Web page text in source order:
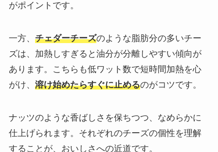
がポイントです。
一方、 チェダーチーズのような脂肪分の多いチー
ズは、加熱しすぎると油分が分離しやすい傾向が
あります。こちらも低ワット数で短時間加熱を心
がけ、 溶け始めたらすぐに止めるのがコツです。
ナッツのような香ばしさを保ちつつ、なめらかに
仕上げられます。それぞれのチーズの個性を理解
することが、おいしさへの近道です。